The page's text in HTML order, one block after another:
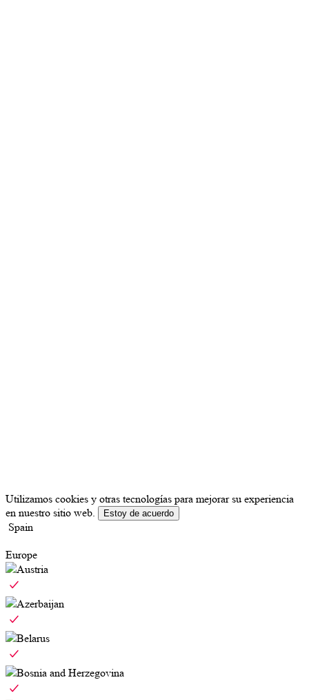
Utilizamos cookies y otras tecnologías para mejorar su experiencia
en nuestro sitio web.
Estoy de acuerdo
Spain
Europe
Austria
Azerbaijan
Belarus
Bosnia and Herzegovina